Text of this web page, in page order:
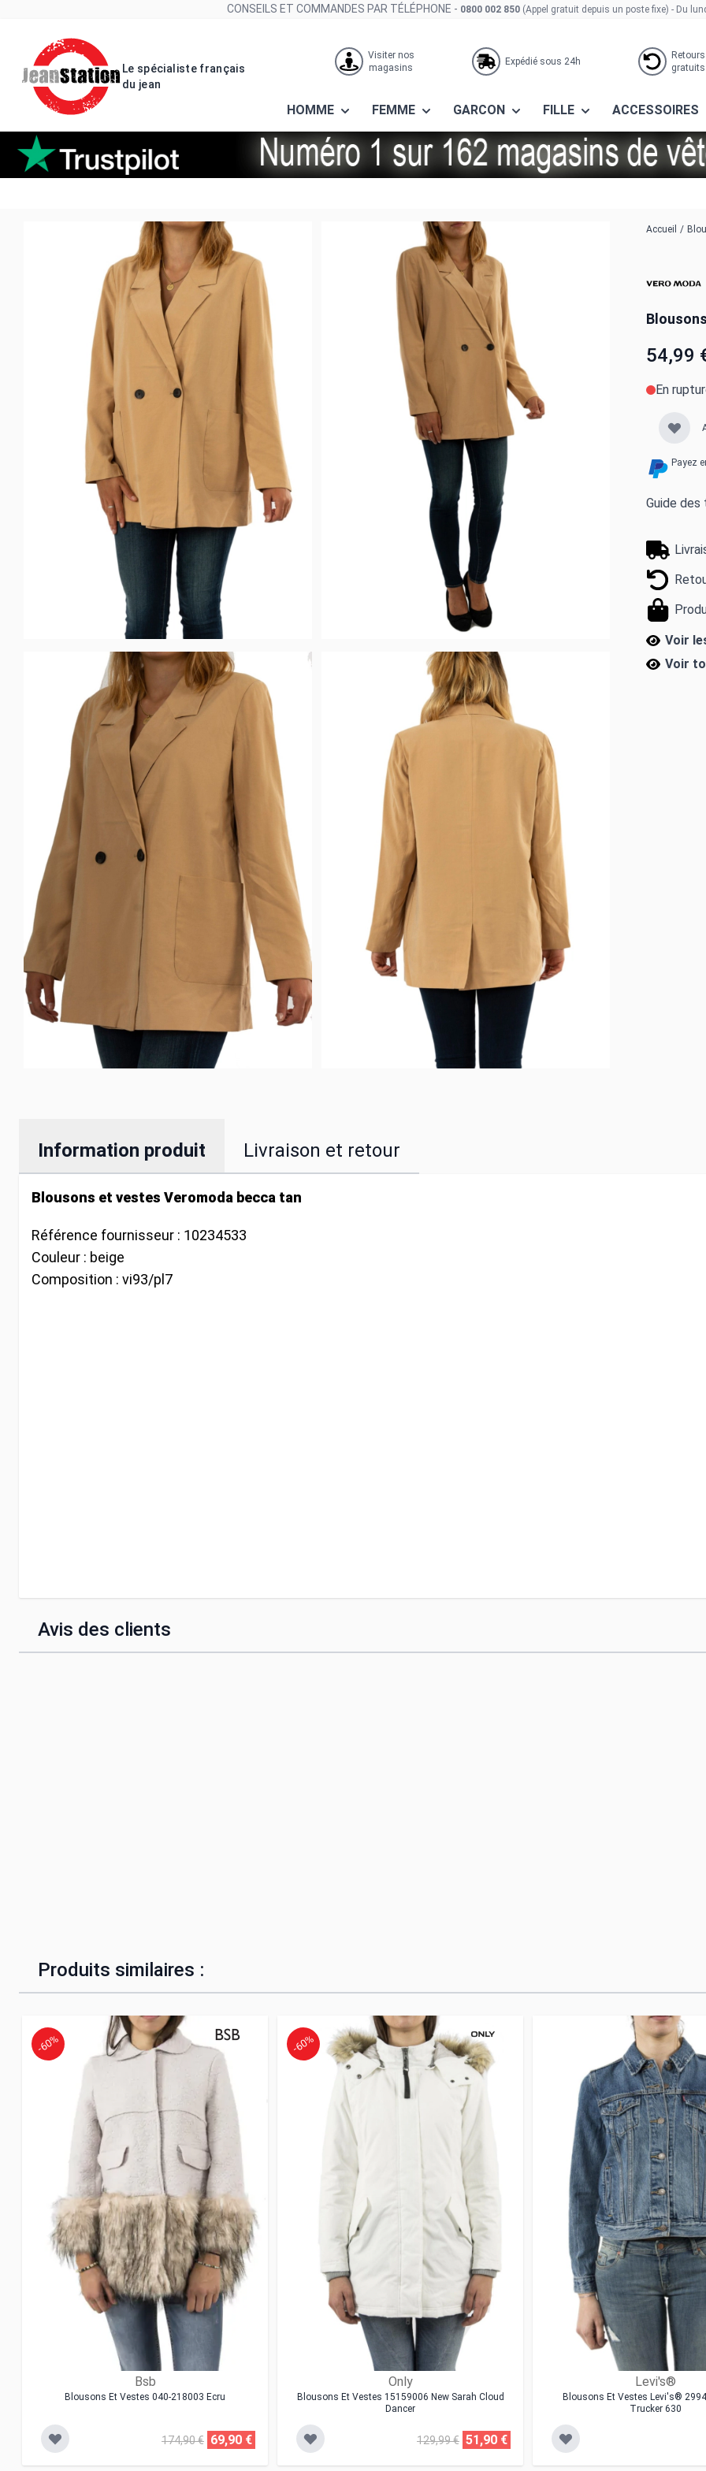
CONSEILS ET COMMANDES PAR TÉLÉPHONE - 0800 002 850 (Appel gratuit depuis un poste fixe) - Du
Le spécialiste français
du jean
Visiter nos
magasins
Expédié sous 24h
Retours
gratuits
HOMME FEMME GARCON FILLE ACCESSOIRES
Blousons et vestes Veromoda becca tan Accueil /
54,99
En
Payez
Guide des
Voir
Voir
Information produit Livraison et retour
Blousons et vestes Veromoda becca tan
Référence fournisseur : 10234533
Couleur : beige
Composition : vi93/pl7
Avis des clients
Produits similaires :
Bsb
Blousons Et Vestes 040-218003 Ecru
-60%
174,90 € 69,90 €
Only
Blousons Et Vestes 15159006 New Sarah Cloud
Dancer
-60%
129,99 € 51,90 €
Levi's®
Blousons Et Vestes Levi's®
Trucker 630